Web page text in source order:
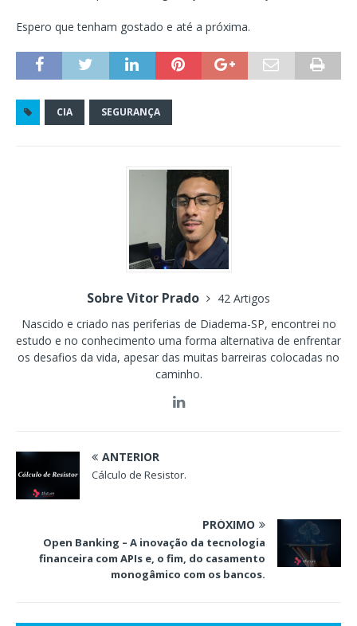
Espero que tenham gostado e até a próxima.
CIA SEGURANÇA
Sobre Vitor Prado
42 Artigos
Nascido e criado nas periferias de Diadema-SP, encontrei no
estudo e no conhecimento uma forma alternativa de enfrentar
os desafios da vida, apesar das muitas barreiras colocadas no
caminho.
ANTERIOR
Cálculo de Resistor.
PRÓXIMO
Open Banking – A inovação da tecnologia
financeira com APIs e, o fim, do casamento
monogâmico com os bancos.